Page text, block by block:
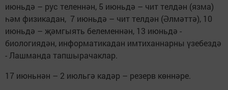
июньдә – рус теленнән, 5 июньдә – чит телдән (язма)
һәм физикадан, 7 июньдә – чит телдән (Әлмәттә), 10
июньдә – җәмгыять белеменнән, 13 июньдә -
биологиядән, информатикадан имтиханнарны үзебездә
- Лашманда тапшырачаклар.
17 июньнән – 2 июльгә кадәр – резерв көннәре.